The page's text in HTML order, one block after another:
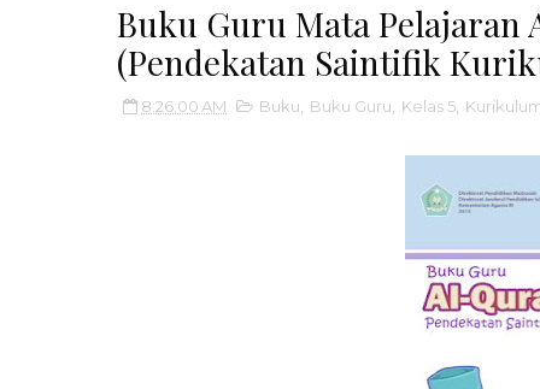
Buku Guru Mata Pelajaran
(Pendekatan Saintifik
8:26:00 AM Buku Buku Guru Kelas 5